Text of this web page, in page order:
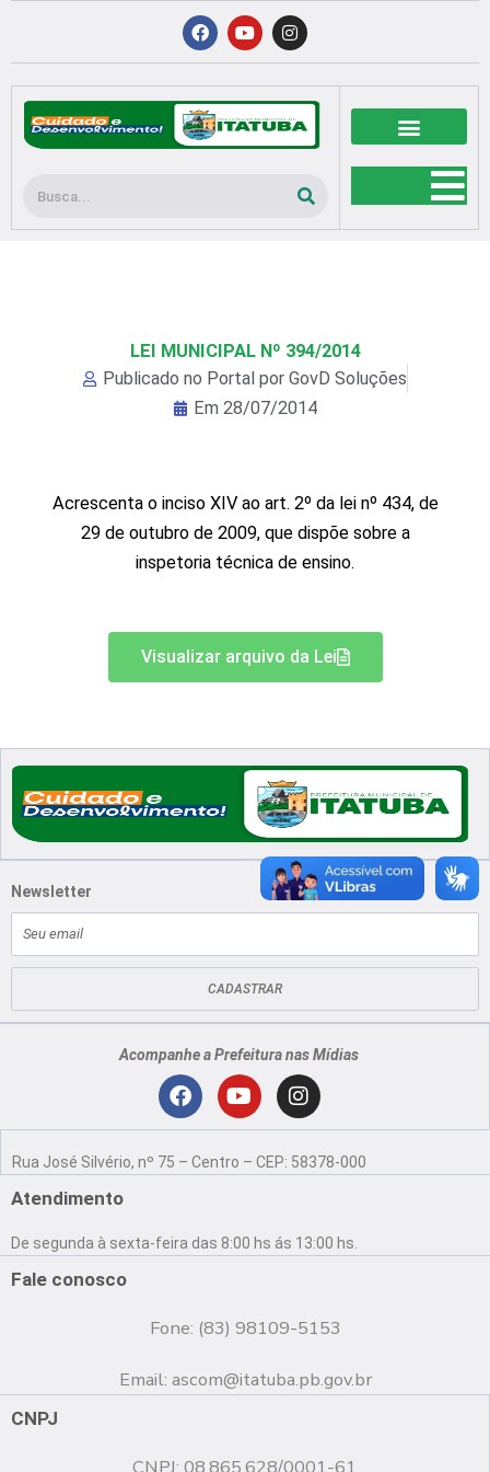
conteúdo
F
a
c
b
o
o
k
Y
o
u
u
b
e
I
n
s
a
g
r
a
Pesquisar
LEI MUNICIPAL Nº 394/2014
Publicado no Portal por GovD Soluções
Em 28/07/2014
Acrescenta o inciso XIV ao art. 2º da lei nº 434, de
29 de outubro de 2009, que dispõe sobre a
inspetoria técnica de ensino.
Visualizar arquivo da Lei
Newsletter
mail
CADASTRAR
Acompanhe a Prefeitura nas Mídias
F
c
o
o
Y
u
b
e
I
n
s
g
r
Rua José Silvério, nº 75 – Centro – CEP: 58378-000
Atendimento
De segunda à sexta-feira das 8:00 hs ás 13:00 hs.
Fale conosco
Fone: (83) 98109-5153
Email: ascom@itatuba.pb.gov.br
CNPJ